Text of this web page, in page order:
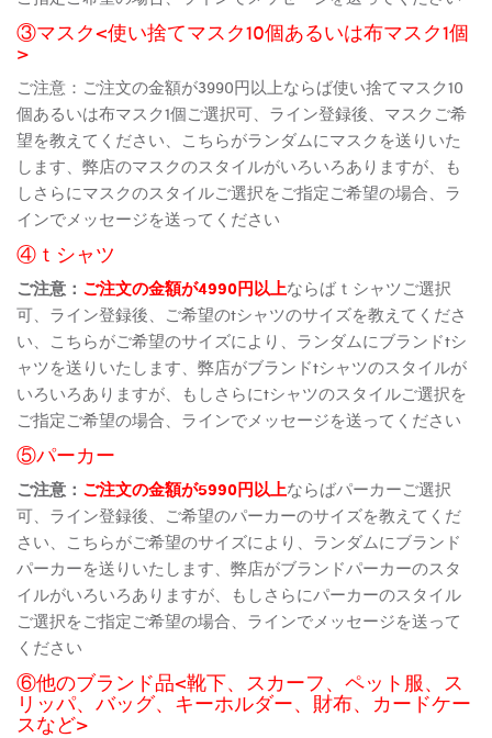
③マスク<使い捨てマスク10個あるいは布マスク1個
>
ご注意：ご注文の金額が3990円以上ならば使い捨てマスク10
個あるいは布マスク1個ご選択可、ライン登録後、マスクご希
望を教えてください、こちらがランダムにマスクを送りいた
します、弊店のマスクのスタイルがいろいろありますが、も
しさらにマスクのスタイルご選択をご指定ご希望の場合、ラ
インでメッセージを送ってください
④ｔシャツ
ご注意： ご注文の金額が4990円以上ならばｔシャツご選択
可、ライン登録後、ご希望のtシャツのサイズを教えてくださ
い、こちらがご希望のサイズにより、ランダムにブランドtシ
ャツを送りいたします、弊店がブランドtシャツのスタイルが
いろいろありますが、もしさらにtシャツのスタイルご選択を
ご指定ご希望の場合、ラインでメッセージを送ってください
⑤パーカー
ご注意： ご注文の金額が5990円以上ならばパーカーご選択
可、ライン登録後、ご希望のパーカーのサイズを教えてくだ
さい、こちらがご希望のサイズにより、ランダムにブランド
パーカーを送りいたします、弊店がブランドパーカーのスタ
イルがいろいろありますが、もしさらにパーカーのスタイル
ご選択をご指定ご希望の場合、ラインでメッセージを送って
ください
⑥他のブランド品<靴下、スカーフ、ペット服、ス
リッパ、バッグ、キーホルダー、財布、カードケー
スなど>